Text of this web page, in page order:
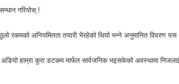
गरियोस् !
रकमको अनियमितता तयारी भैरहेको थियो भन्ने अनुमानित विवरण
हाम्रा कुरा डटकम मार्फत सार्वजनिक भइसकेको अवस्थामा